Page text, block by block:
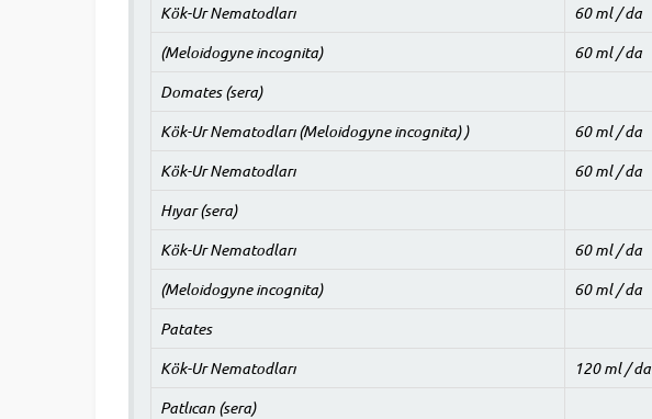
Kök-Ur Nematodları
60 ml / da
(Meloidogyne incognita)
60 ml / da
Domates (sera)
Kök-Ur Nematodları (Meloidogyne incognita) )
60 ml / da
Kök-Ur Nematodları
60 ml / da
Hıyar (sera)
Kök-Ur Nematodları
60 ml / da
(Meloidogyne incognita)
60 ml / da
Patates
Kök-Ur Nematodları
120 ml / da
Patlıcan (sera)